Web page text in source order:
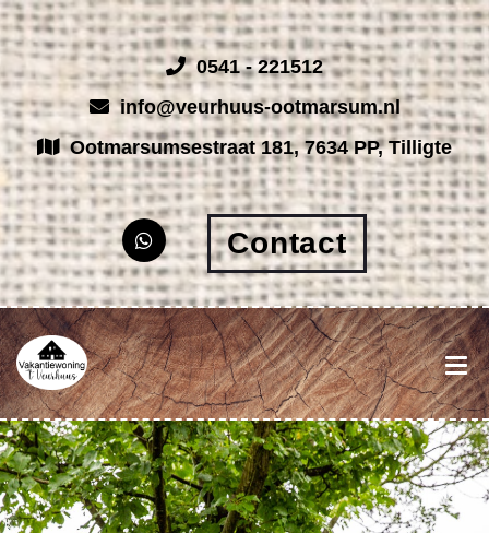
0541 - 221512
info@veurhuus-ootmarsum.nl
Ootmarsumsestraat 181, 7634 PP, Tilligte
Contact